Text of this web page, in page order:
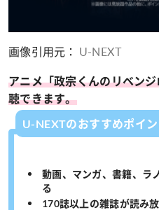
画像引用元： U-NEXT
アニメ「政宗くんのリベン
聴できます。
U-NEXTのおすすめポイン
動画、マンガ、書籍、ラ
る
170誌以上の雑誌が読み